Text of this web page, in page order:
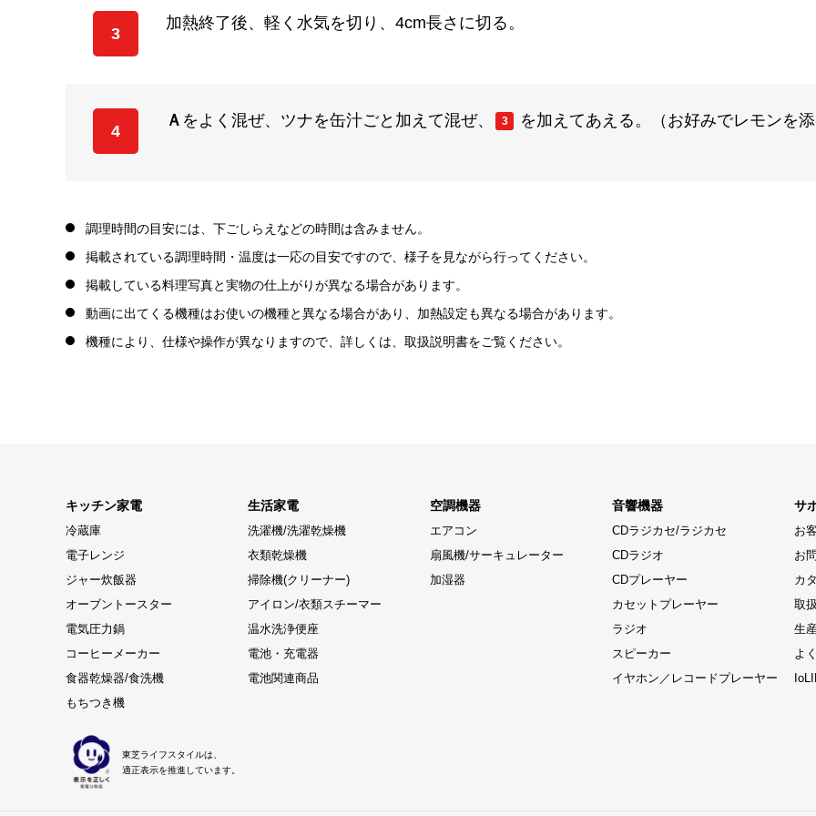
3
加熱終了後、軽く水気を切り、4cm長さに切る。
4
Ａ をよく混ぜ、ツナを缶汁ごと加えて混ぜ、 3 を加えてあえる。（お好みでレモンを
調理時間の目安には、下ごしらえなどの時間は含みません。
掲載されている調理時間・温度は一応の目安ですので、様子を見ながら行ってください。
掲載している料理写真と実物の仕上がりが異なる場合があります。
動画に出てくる機種はお使いの機種と異なる場合があり、加熱設定も異なる場合があります。
機種により、仕様や操作が異なりますので、詳しくは、取扱説明書をご覧ください。
キッチン家電
冷蔵庫
電子レンジ
ジャー炊飯器
オーブントースター
電気圧力鍋
コーヒーメーカー
食器乾燥器/食洗機
もちつき機
生活家電
洗濯機/洗濯乾燥機
衣類乾燥機
掃除機(クリーナー)
アイロン/衣類スチーマー
温水洗浄便座
電池・充電器
電池関連商品
空調機器
エアコン
扇風機/サーキュレーター
加湿器
音響機器
CDラジカセ/ラジカセ
CDラジオ
CDプレーヤー
カセットプレーヤー
ラジオ
スピーカー
イヤホン／レコードプレーヤー
サ
お
お
カ
取
生
よ
東芝ライフスタイルは、
適正表示を推進しています。